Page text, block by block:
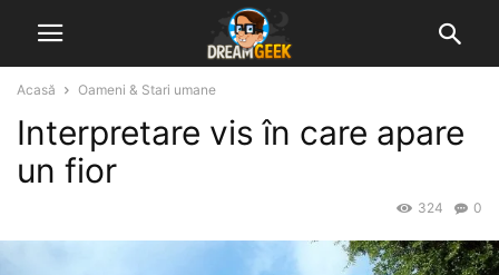
Acasă Oameni & Stari umane
Interpretare vis în care apare
un fior
0
324